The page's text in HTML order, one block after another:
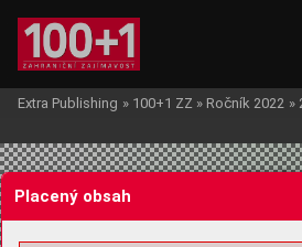
Extra Publishing » 100+1 ZZ » Ročník 2022 »
Placený obsah